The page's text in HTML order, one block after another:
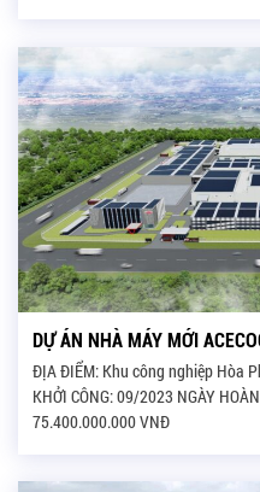
DỰ ÁN NHÀ MÁY MỚI
ĐỊA ĐIỂM: Khu công nghiệp Hòa
KHỞI CÔNG: 09/2023 NGÀY
75.400.000.000 VNĐ